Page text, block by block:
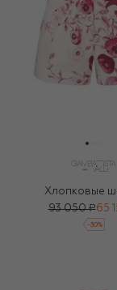
Хлопковые
93 050 ₽65
-30%